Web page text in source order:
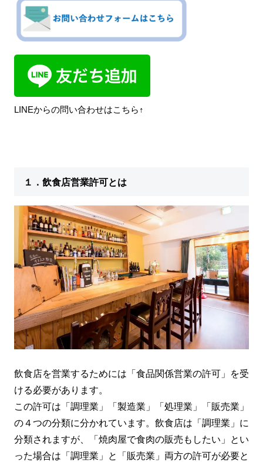
LINEからの問い合わせはこちら↑
１．飲食店営業許可とは
飲食店を営業するためには「食品関係営業の許可」を受
ける必要があります。
この許可は「調理業」「製造業」「処理業」「販売業」
の４つの分類に分かれています。飲食店は「調理業」に
分類されますが、「焼肉屋で食肉の販売もしたい」とい
った場合は「調理業」と「販売業」両方の許可が必要と